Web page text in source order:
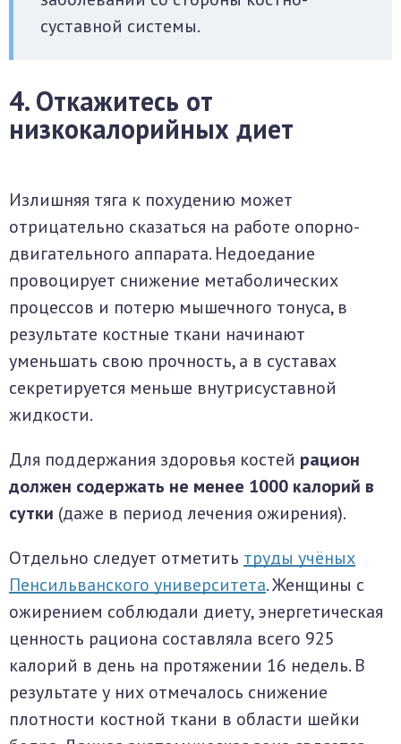
суставной системы.
4. Откажитесь от
низкокалорийных диет
Излишняя тяга к похудению может
отрицательно сказаться на работе опорно-
двигательного аппарата. Недоедание
провоцирует снижение метаболических
процессов и потерю мышечного тонуса, в
результате костные ткани начинают
уменьшать свою прочность, а в суставах
секретируется меньше внутрисуставной
жидкости.
Для поддержания здоровья костей рацион
должен содержать не менее 1000 калорий в
сутки (даже в период лечения ожирения).
Отдельно следует отметить труды учёных
Пенсильванского университета. Женщины с
ожирением соблюдали диету, энергетическая
ценность рациона составляла всего 925
калорий в день на протяжении 16 недель. В
результате у них отмечалось снижение
плотности костной ткани в области шейки